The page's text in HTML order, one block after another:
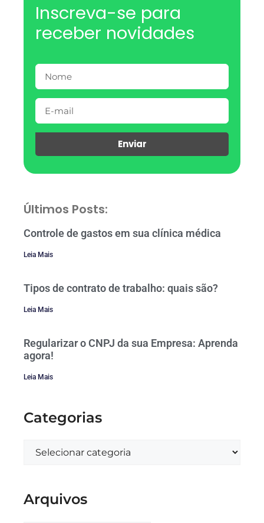
Inscreva-se para
receber novidades
Enviar
Últimos Posts:
Controle de gastos em sua clínica médica
Leia Mais
Tipos de contrato de trabalho: quais são?
Leia Mais
Regularizar o CNPJ da sua Empresa: Aprenda
agora!
Leia Mais
Categorias
Arquivos